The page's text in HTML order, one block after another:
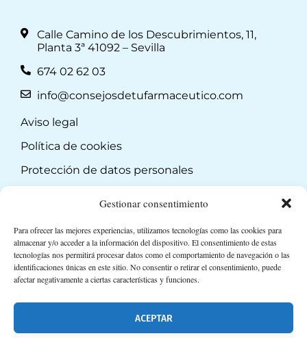
Gestionar consentimiento
Para ofrecer las mejores experiencias, utilizamos tecnologías como las cookies para
almacenar y/o acceder a la información del dispositivo. El consentimiento de estas
tecnologías nos permitirá procesar datos como el comportamiento de navegación o las
identificaciones únicas en este sitio. No consentir o retirar el consentimiento, puede
afectar negativamente a ciertas características y funciones.
ACEPTAR
Calle Camino de los Descubrimientos, 11,
Planta 3ª 41092 – Sevilla
674 02 62 03
info@consejosdetufarmaceutico.com
Aviso legal
Política de cookies
Protección de datos personales